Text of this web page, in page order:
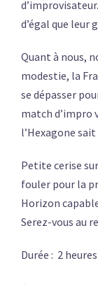
d’égal que leur
Quant à nous,
modestie, la
se dépasser
match d’impro
l’Hexagone
Petite cerise
fouler pour la
Horizon
Serez-vous au
Durée : 2